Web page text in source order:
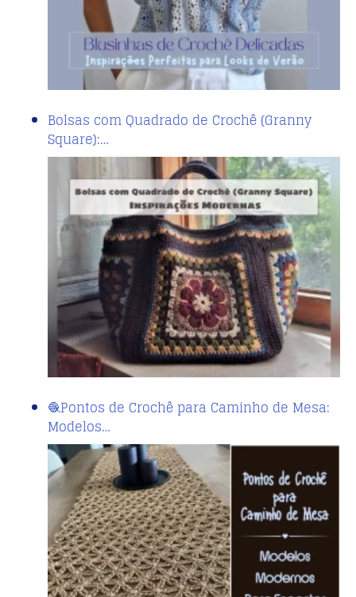
Bolsas com Quadrado de Crochê (Granny
Square):…
🧶Pontos de Crochê para Caminho de Mesa:
Modelos…